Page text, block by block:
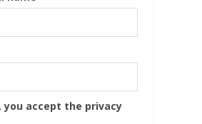
accept the privacy